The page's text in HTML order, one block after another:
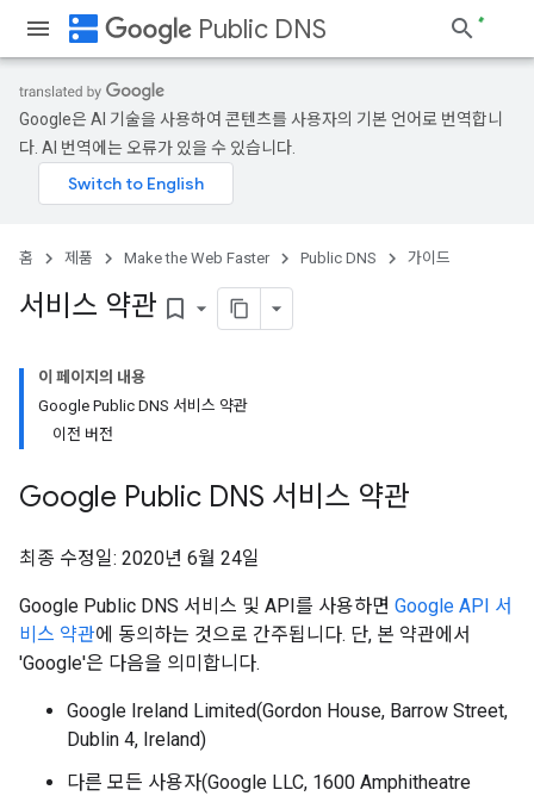
dns Public DNS
Google은 AI 기술을 사용하여 콘텐츠를 사용자의 기본 언어로 번역합니
다. AI 번역에는 오류가 있을 수 있습니다.
홈 제품 Make the Web Faster Public DNS 가이드
서비스 약관 bookmark_border
이 페이지의 내용
Google Public DNS 서비스 약관
이전 버전
Google Public DNS 서비스 약관
최종 수정일: 2020년 6월 24일
Google Public DNS 서비스 및 API를 사용하면 Google API 서
비스 약관에 동의하는 것으로 간주됩니다. 단, 본 약관에서
'Google'은 다음을 의미합니다.
Google Ireland Limited(Gordon House, Barrow Street,
Dublin 4, Ireland)
다른 모든 사용자(Google LLC, 1600 Amphitheatre